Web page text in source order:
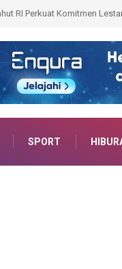
Wujudkan Tertib Administrasi
SPORT